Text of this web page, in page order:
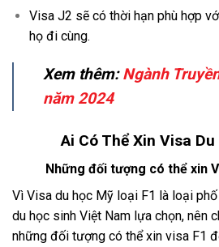
Visa J2 sẽ có thời hạn phù hợp
họ đi cùng.
Xem thêm:Ngành
năm 2024
Ai Có Thể Xin Visa
Những đối tượng có thể xin
Vì Visa du học Mỹ loại F1 là loại
du học sinh Việt Nam lựa chọn, nên
những đối tượng có thể xin visa F1